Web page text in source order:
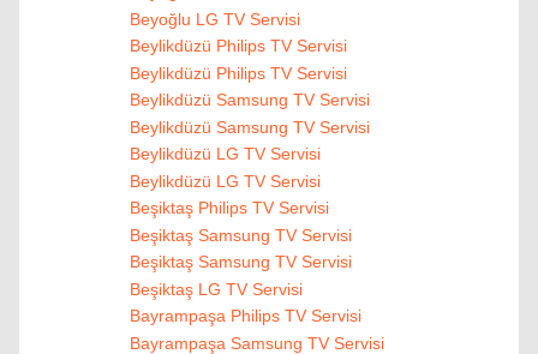
Beyoğlu LG TV Servisi
Beylikdüzü Philips TV Servisi
Beylikdüzü Philips TV Servisi
Beylikdüzü Samsung TV Servisi
Beylikdüzü Samsung TV Servisi
Beylikdüzü LG TV Servisi
Beylikdüzü LG TV Servisi
Beşiktaş Philips TV Servisi
Beşiktaş Samsung TV Servisi
Beşiktaş Samsung TV Servisi
Beşiktaş LG TV Servisi
Bayrampaşa Philips TV Servisi
Bayrampaşa Samsung TV Servisi